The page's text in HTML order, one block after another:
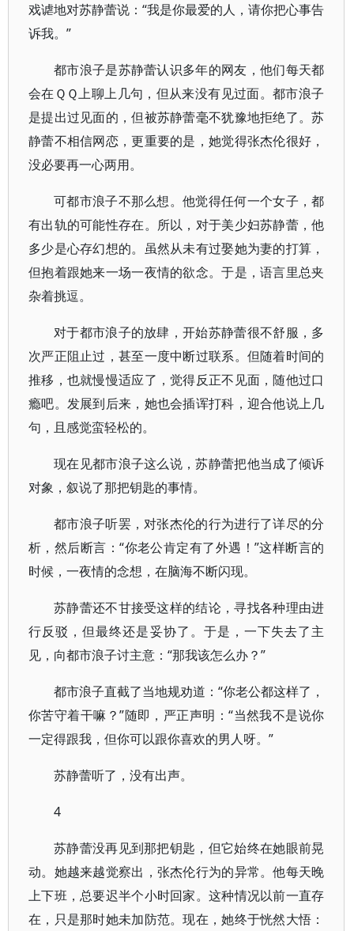
戏谑地对苏静蕾说：“我是你最爱的人，请你把心事告
诉我。”
都市浪子是苏静蕾认识多年的网友，他们每天都
会在ＱＱ上聊上几句，但从来没有见过面。都市浪子
是提出过见面的，但被苏静蕾毫不犹豫地拒绝了。苏
静蕾不相信网恋，更重要的是，她觉得张杰伦很好，
没必要再一心两用。
可都市浪子不那么想。他觉得任何一个女子，都
有出轨的可能性存在。所以，对于美少妇苏静蕾，他
多少是心存幻想的。虽然从未有过娶她为妻的打算，
但抱着跟她来一场一夜情的欲念。于是，语言里总夹
杂着挑逗。
对于都市浪子的放肆，开始苏静蕾很不舒服，多
次严正阻止过，甚至一度中断过联系。但随着时间的
推移，也就慢慢适应了，觉得反正不见面，随他过口
瘾吧。发展到后来，她也会插诨打科，迎合他说上几
句，且感觉蛮轻松的。
现在见都市浪子这么说，苏静蕾把他当成了倾诉
对象，叙说了那把钥匙的事情。
都市浪子听罢，对张杰伦的行为进行了详尽的分
析，然后断言：“你老公肯定有了外遇！”这样断言的
时候，一夜情的念想，在脑海不断闪现。
苏静蕾还不甘接受这样的结论，寻找各种理由进
行反驳，但最终还是妥协了。于是，一下失去了主
见，向都市浪子讨主意：“那我该怎么办？”
都市浪子直截了当地规劝道：“你老公都这样了，
你苦守着干嘛？”随即，严正声明：“当然我不是说你
一定得跟我，但你可以跟你喜欢的男人呀。”
苏静蕾听了，没有出声。
4
苏静蕾没再见到那把钥匙，但它始终在她眼前晃
动。她越来越觉察出，张杰伦行为的异常。他每天晚
上下班，总要迟半个小时回家。这种情况以前一直存
在，只是那时她未加防范。现在，她终于恍然大悟：